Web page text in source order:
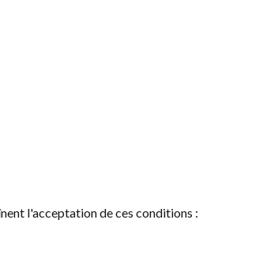
l'acceptation de ces conditions :